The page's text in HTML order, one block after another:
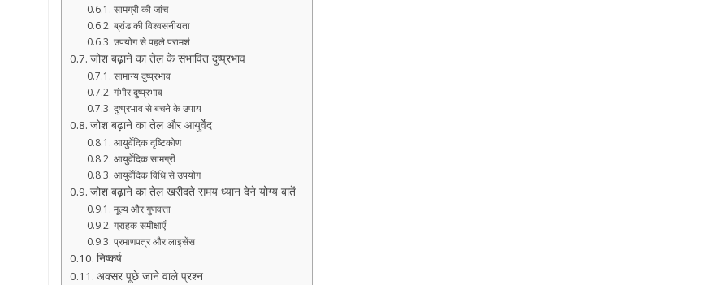
सामग्री की जांच
ब्रांड की विश्वसनीयता
उपयोग से पहले परामर्श
जोश बढ़ाने का तेल के संभावित दुष्प्रभाव
सामान्य दुष्प्रभाव
गंभीर दुष्प्रभाव
दुष्प्रभाव से बचने के उपाय
जोश बढ़ाने का तेल और आयुर्वेद
आयुर्वेदिक दृष्टिकोण
आयुर्वेदिक सामग्री
आयुर्वेदिक विधि से उपयोग
जोश बढ़ाने का तेल खरीदते समय ध्यान देने योग्य बातें
मूल्य और गुणवत्ता
ग्राहक समीक्षाएँ
प्रमाणपत्र और लाइसेंस
निष्कर्ष
अक्सर पूछे जाने वाले प्रश्न